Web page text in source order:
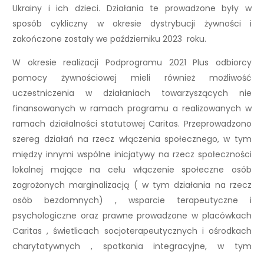
Ukrainy i ich dzieci. Działania te prowadzone były w
sposób cykliczny w okresie dystrybucji żywności i
zakończone zostały we październiku 2023 roku.
W okresie realizacji Podprogramu 2021 Plus odbiorcy
pomocy żywnościowej mieli również możliwość
uczestniczenia w działaniach towarzyszących nie
finansowanych w ramach programu a realizowanych w
ramach działalności statutowej Caritas. Przeprowadzono
szereg działań na rzecz włączenia społecznego, w tym
między innymi wspólne inicjatywy na rzecz społeczności
lokalnej mające na celu włączenie społeczne osób
zagrożonych marginalizacją ( w tym działania na rzecz
osób bezdomnych) , wsparcie terapeutyczne i
psychologiczne oraz prawne prowadzone w placówkach
Caritas , świetlicach socjoterapeutycznych i ośrodkach
charytatywnych , spotkania integracyjne, w tym